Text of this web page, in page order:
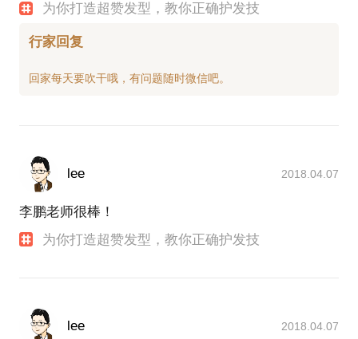
为你打造超赞发型，教你正确护发技
行家回复
lee 2018.04.07
李鹏老师很棒！
为你打造超赞发型，教你正确护发技
lee 2018.04.07